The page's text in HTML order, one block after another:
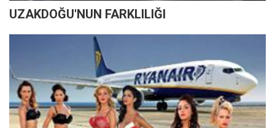
UZAKDOĞU'NUN FARKLILIĞI